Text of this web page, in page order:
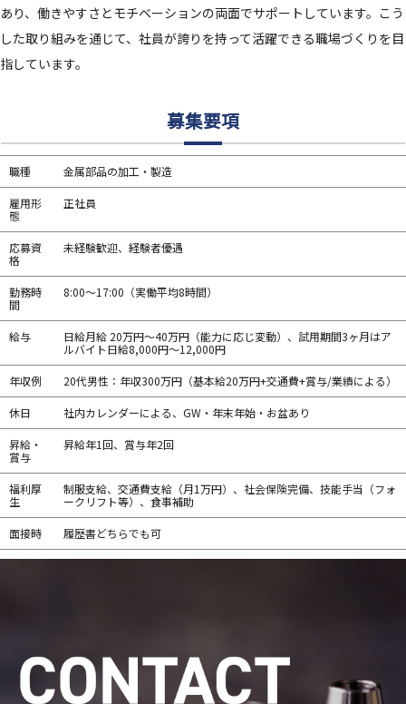
あり、働きやすさとモチベーションの両面でサポートしています。こう
した取り組みを通じて、社員が誇りを持って活躍できる職場づくりを目
指しています。
募集要項
職種 金属部品の加工・製造
雇用形
態
正社員
応募資
格
未経験歓迎、経験者優遇
勤務時
間
8:00～17:00（実働平均8時間）
給与
日給月給 20万円～40万円（能力に応じ変動）、試用期間3ヶ月はア
ルバイト日給8,000円～12,000円
年収例 20代男性：年収300万円（基本給20万円+交通費+賞与/業績による）
休日 社内カレンダーによる、GW・年末年始・お盆あり
昇給・
賞与
昇給年1回、賞与年2回
福利厚
生
制服支給、交通費支給（月1万円）、社会保険完備、技能手当（フォ
ークリフト等）、食事補助
面接時 履歴書どちらでも可